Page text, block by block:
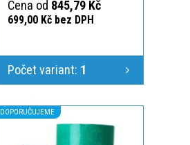
Cena od 845,79 Kč
699,00 Kč bez DPH
Počet variant: 1
DOPORUČUJEME